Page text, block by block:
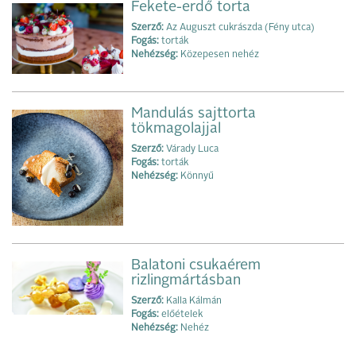
Fekete-erdő torta
Szerző: Az Auguszt cukrászda (Fény utca)
Fogás: torták
Nehézség: Közepesen nehéz
Mandulás sajttorta
tökmagolajjal
Szerző: Várady Luca
Fogás: torták
Nehézség: Könnyű
Balatoni csukaérem
rizlingmártásban
Szerző: Kalla Kálmán
Fogás: előételek
Nehézség: Nehéz